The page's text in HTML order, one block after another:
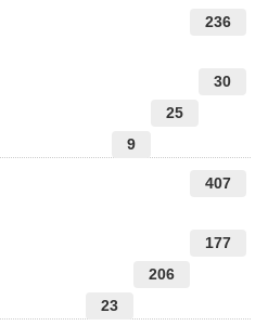
236
30
25
9
407
177
206
23